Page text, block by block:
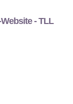
- TLL